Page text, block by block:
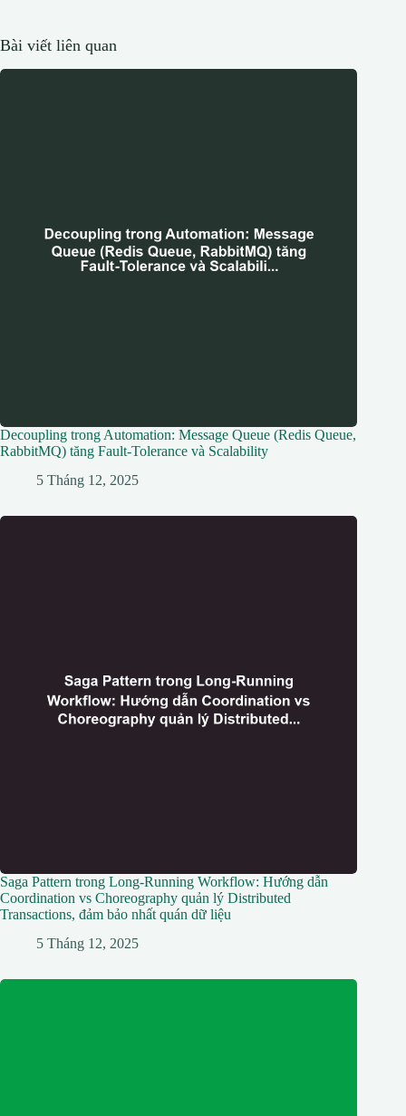
Bài viết liên quan
Decoupling trong Automation: Message Queue (Redis Queue,
RabbitMQ) tăng Fault-Tolerance và Scalability
5 Tháng 12, 2025
Saga Pattern trong Long-Running Workflow: Hướng dẫn
Coordination vs Choreography quản lý Distributed
Transactions, đảm bảo nhất quán dữ liệu
5 Tháng 12, 2025